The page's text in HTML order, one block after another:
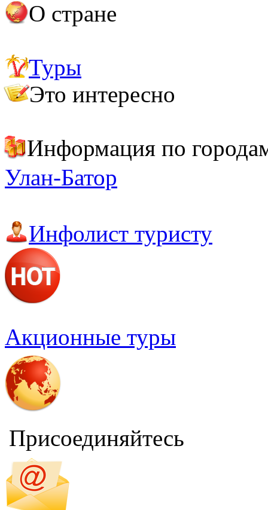
О стране
Важно знать
Полезные адреса и телефоны
Туры
Это интересно
Информация по
Улан-Батор
Инфолист туристу
Акционные туры
Присоединяйтесь